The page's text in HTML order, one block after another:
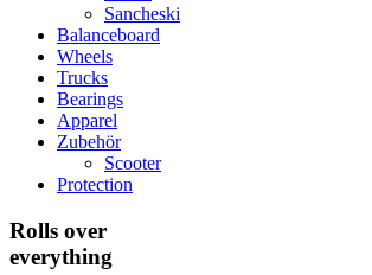
Sancheski
Balanceboard
Wheels
Trucks
Bearings
Apparel
Zubehör
Scooter
Protection
Rolls over
everything